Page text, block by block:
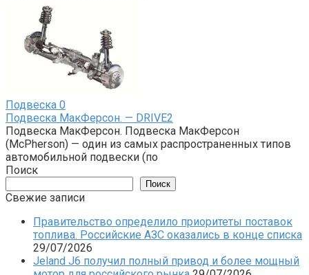
Подвеска 0
Подвеска МакФерсон. — DRIVE2
Подвеска МакФерсон. Подвеска МакФерсон
(McPherson) — один из самых распространенных типов
автомобильной подвески (по
Поиск
Поиск
Свежие записи
Правительство определило приоритеты поставок
топлива. Российские АЗС оказались в конце списка
29/07/2026
Jeland J6 получил полный привод и более мощный